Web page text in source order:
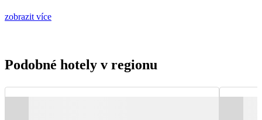
zobrazit více
Podobné hotely v regionu